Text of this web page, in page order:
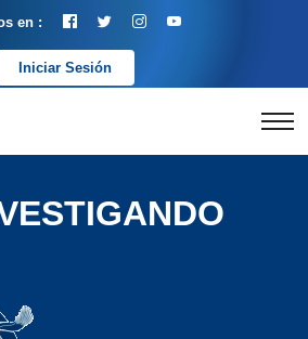
en :
Iniciar Sesión